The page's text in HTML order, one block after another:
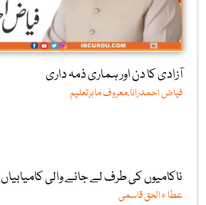
آزادی کا دن اور ہماری ذمہ داری
فیاض احمدرانا،معروف ماہرتعلیم
ناکامیوں کی طرف لے جانے والی کامیابیاں
عطا ء الحق قاسمی